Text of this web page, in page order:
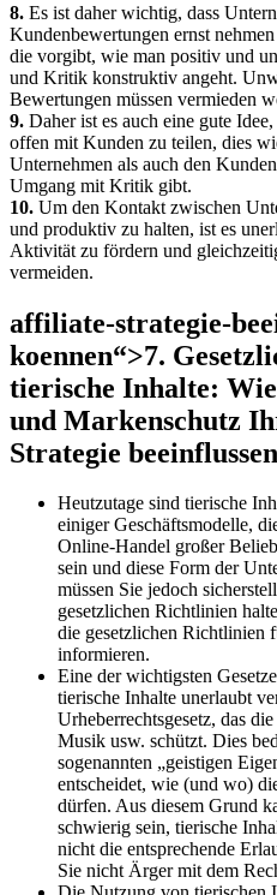
8. ⁣Es⁢ ist daher wichtig, ⁢dass
‌Kundenbewertungen ernst
die vorgibt, wie man positiv und
und Kritik konstruktiv ⁢angeht.
Bewertungen müssen vermieden
9. Daher ist es auch eine gute
offen ‍mit ​Kunden zu ⁢teilen, dies
Unternehmen als ‍auch den
Umgang ⁤mit Kritik gibt.
10. Um den Kontakt zwischen
und produktiv zu‍ halten,⁢ ist es
Aktivität zu fördern‍ und⁣
vermeiden.
affiliate-strategie-
koennen“>7.
tierische ⁤Inhalte:
und Markenschutz
Strategie
Heutzutage sind tierische
einiger ⁤Geschäftsmodelle,
Online-Handel großer
sein und diese Form⁤ der
müssen Sie jedoch
gesetzlichen Richtlinien
die gesetzlichen ⁣Richtlinien⁤
informieren.
Eine​ der ‌wichtigsten
tierische Inhalte ⁤unerlaubt
Urheberrechtsgesetz, das
Musik ⁤usw. schützt. ‍Dies
sogenannten „geistigen
entscheidet, ​wie (und wo)
⁤dürfen. Aus diesem Grund
schwierig⁢ sein, tierische
nicht die entsprechende
Sie⁣ nicht Ärger mit dem